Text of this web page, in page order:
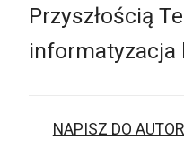
Przyszłością
informatyzacja
NAPISZ DO